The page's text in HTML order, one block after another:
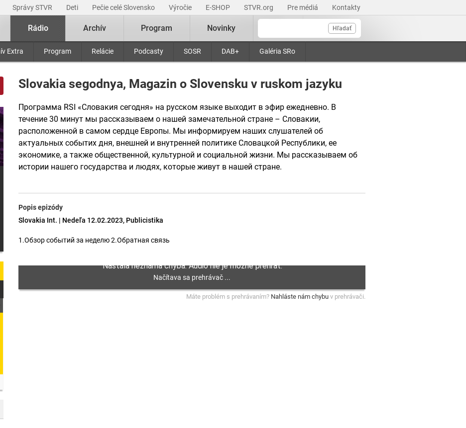
Správy STVR Deti Pečie celé Slovensko Výročie E-SHOP STVR.org Pre médiá Kontakty
Hľadať
Rádio
Extra Program Relácie Podcasty SOSR DAB+ Galéria SRo
Archív Program Novinky
Slovakia segodnya, Magazin o Slovensku v ruskom jazyku
Программа RSI «Словакия сегодня» на русском языке выходит в эфир ежедневно. В
течение 30 минут мы рассказываем о нашей замечательной стране – Словакии,
расположенной в самом сердце Европы. Мы информируем наших слушателей об
актуальных событих дня, внешней и внутренней политике Словацкой Республики, ее
экономике, а также общественной, культурной и социальной жизни. Мы рассказываем об
истории нашего государства и людях, которые живут в нашей стране.
Popis epizódy
Slovakia Int. | Nedeľa 12.02.2023, Publicistika
1.Обзор событий за неделю 2.Обратная связь
Máte problém s prehrávaním? Nahláste nám chybu v prehrávači.